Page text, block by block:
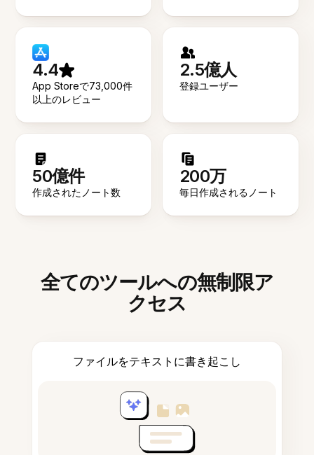
4.4
App Storeで73,000件
以上のレビュー
2.5億人
登録ユーザー
50億件
作成されたノート数
200万
毎日作成されるノート
全てのツールへの無制限ア
クセス
ファイルをテキストに書き起こし